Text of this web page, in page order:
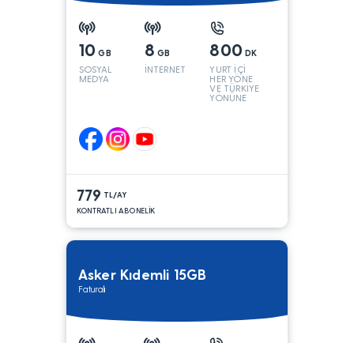
10 GB
SOSYAL
MEDYA
8 GB
İNTERNET
800 DK
YURT İÇİ
HER YÖNE
VE TÜRKİYE
YÖNÜNE
779 TL/AY
KONTRATLI ABONELİK
Asker Kıdemli 15GB
Faturalı